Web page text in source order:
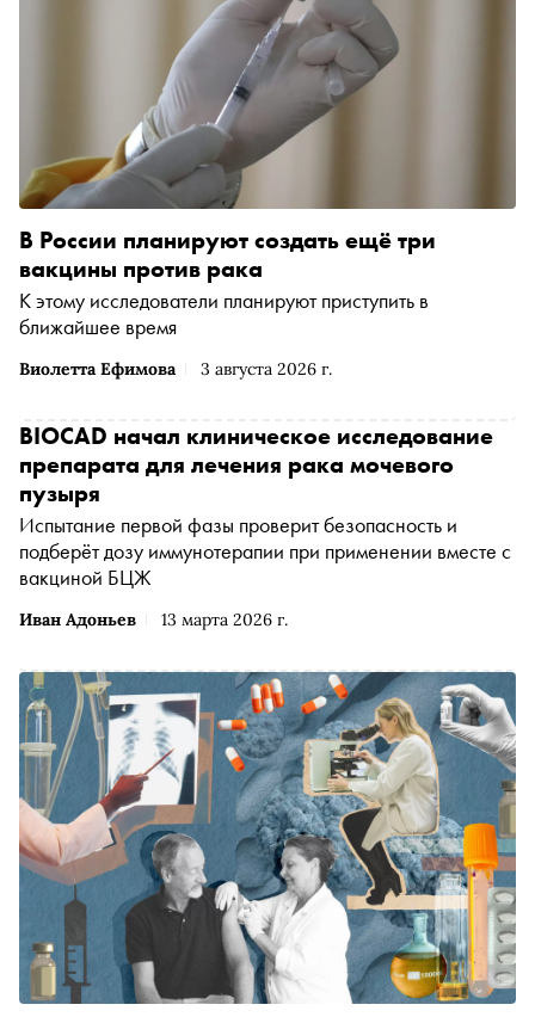
Виолетта Ефимова 3 августа 2026 г.
В России планируют создать ещё три
вакцины против рака
К этому исследователи планируют приступить в
ближайшее время
Иван Адоньев 13 марта 2026 г.
BIOCAD начал клиническое исследование
препарата для лечения рака мочевого
пузыря
Испытание первой фазы проверит безопасность и
подберёт дозу иммунотерапии при применении вместе с
вакциной БЦЖ